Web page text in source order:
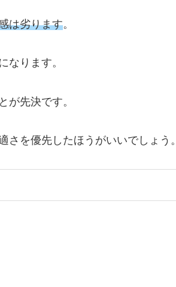
は劣ります。
なります。
が先決です。
さを優先したほうがいいでしょう。